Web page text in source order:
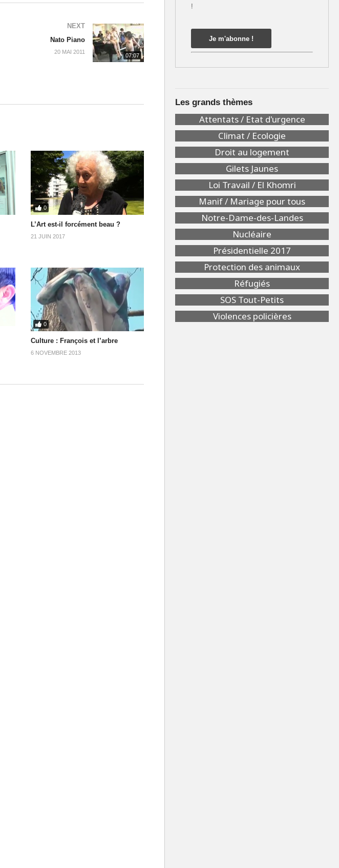
07:07
NEXT
Nato Piano
20 MAI 2011
0
L’Art est-il forcément beau ?
21 JUIN 2017
0
Culture : François et l’arbre
6 NOVEMBRE 2013
!
Les grands thèmes
Attentats / Etat d'urgence
Climat / Ecologie
Droit au logement
Gilets Jaunes
Loi Travail / El Khomri
Manif / Mariage pour tous
Notre-Dame-des-Landes
Nucléaire
Présidentielle 2017
Protection des animaux
Réfugiés
SOS Tout-Petits
Violences policières